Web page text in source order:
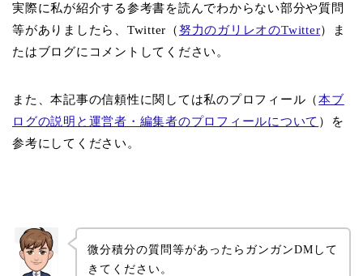
実際に私が紹介する参考書を読んでわからない部分や質問
等がありましたら、Twitter（努力のガリレオのTwitter）ま
たはブログにコメントしてください。
また、本記事の信頼性に関しては私のプロフィール（本ブ
ログの説明と運営者・編集者のプロフィールについて ）を
参考にしてください。
微分積分の質問等があったらガンガンDMして
きてください。